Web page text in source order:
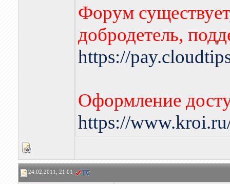
Форум
добродетель,
https://
Оформление
https://
24.02.2011, 21:01